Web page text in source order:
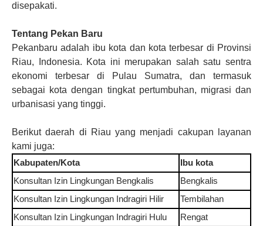
disepakati.
Tentang Pekan Baru
Pekanbaru adalah ibu kota dan kota terbesar di Provinsi
Riau, Indonesia. Kota ini merupakan salah satu sentra
ekonomi terbesar di Pulau Sumatra, dan termasuk
sebagai kota dengan tingkat pertumbuhan, migrasi dan
urbanisasi yang tinggi.
Berikut daerah di Riau yang menjadi cakupan layanan
kami juga:
Kabupaten/Kota
Ibu kota
Konsultan Izin Lingkungan Bengkalis
Bengkalis
Konsultan Izin Lingkungan Indragiri Hilir
Tembilahan
Konsultan Izin Lingkungan Indragiri Hulu
Rengat